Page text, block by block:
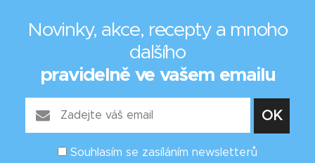
Novinky, akce, recepty a mnoho
dalšího
pravidelně ve vašem emailu
Souhlasím se zasíláním newsletterů